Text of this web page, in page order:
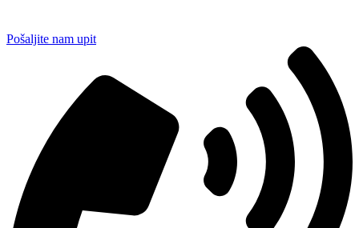
Pošaljite nam upit